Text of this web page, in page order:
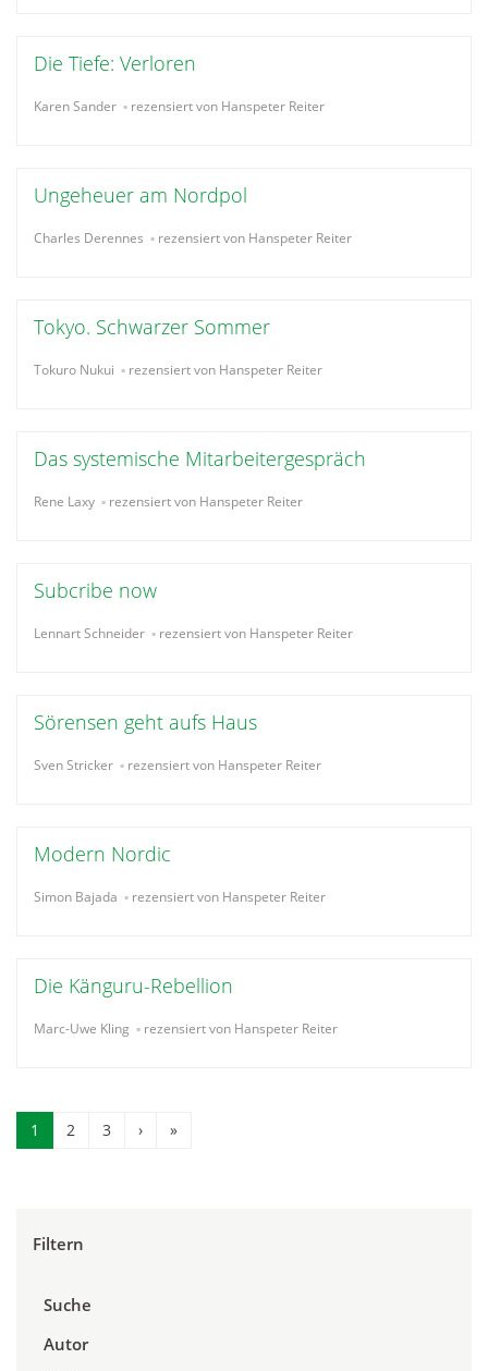
Die Tiefe: Verloren
Karen Sander rezensiert von Hanspeter Reiter
Ungeheuer am Nordpol
Charles Derennes rezensiert von Hanspeter Reiter
Tokyo. Schwarzer Sommer
Tokuro Nukui rezensiert von Hanspeter Reiter
Das systemische Mitarbeitergespräch
Rene Laxy rezensiert von Hanspeter Reiter
Subcribe now
Lennart Schneider rezensiert von Hanspeter Reiter
Sörensen geht aufs Haus
Sven Stricker rezensiert von Hanspeter Reiter
Modern Nordic
Simon Bajada rezensiert von Hanspeter Reiter
Die Känguru-Rebellion
Marc-Uwe Kling rezensiert von Hanspeter Reiter
1 2 3 › »
Filtern
Suche
Autor